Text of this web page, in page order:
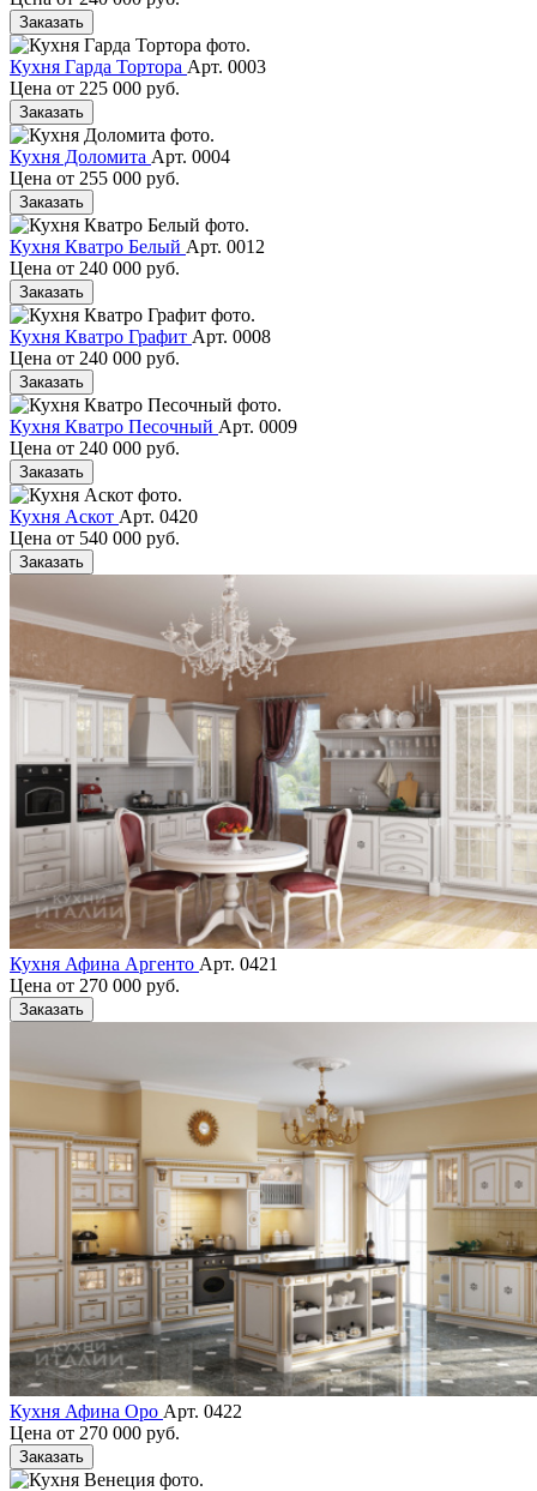
Заказать
Кухня Гарда Тортора Арт. 0003
Цена от 225 000 руб.
Заказать
Кухня Доломита Арт. 0004
Цена от 255 000 руб.
Заказать
Кухня Кватро Белый Арт. 0012
Цена от 240 000 руб.
Заказать
Кухня Кватро Графит Арт. 0008
Цена от 240 000 руб.
Заказать
Кухня Кватро Песочный Арт. 0009
Цена от 240 000 руб.
Заказать
Кухня Аскот Арт. 0420
Цена от 540 000 руб.
Заказать
Кухня Афина Аргенто Арт. 0421
Цена от 270 000 руб.
Заказать
Кухня Афина Оро Арт. 0422
Цена от 270 000 руб.
Заказать